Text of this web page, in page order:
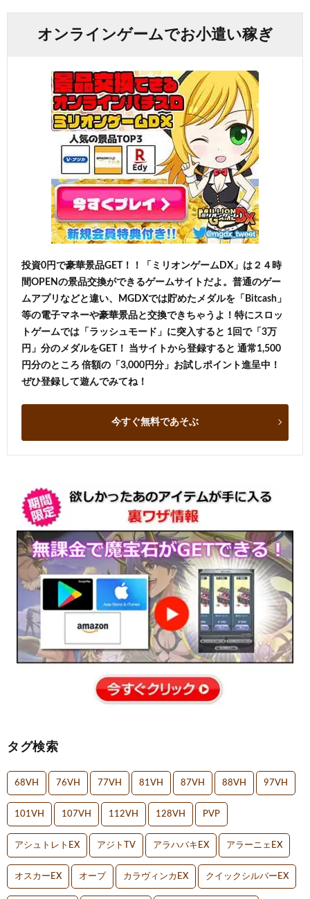
オンラインゲームでお小遣い稼ぎ
投資0円で豪華景品GET！！「ミリオンゲームDX」は２４時
間OPENの景品交換ができるゲームサイトだよ。普通のゲー
ムアプリなどと違い、MGDXでは貯めたメダルを「Bitcash」
等の電子マネーや豪華景品と交換できちゃうよ！特にスロッ
トゲームでは「ラッシュモード」に突入すると 1回で「3万
円」分のメダルをGET！ 当サイトから登録すると 通常1,500
円分のところ 倍額の「3,000円分」お試しポイント進呈中！
ぜひ登録して遊んでみてね！
今すぐ無料であそぶ
タグ検索
68VH 76VH 77VH 81VH 87VH 88VH 97VH
101VH 107VH 112VH 128VH PVP
アシュトレトEX アジトTV アラハバキEX アラーニェEX
オスカーEX オーブ カラヴィンカEX クイックシルバーEX